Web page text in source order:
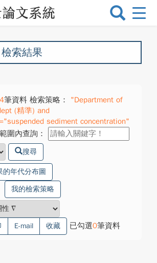
選
換
索結果
4筆資料 檢索策略：
"Department of
(精準) and
sediment concentration"
圍內查詢：
搜尋
的年代分布圖
我的檢索策略
E-mail 收藏 已勾選0筆資料